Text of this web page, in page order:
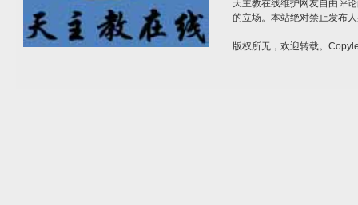
天主教在线维护网友自由评
的立场。本站绝对禁止发布
版权所无，欢迎转载。